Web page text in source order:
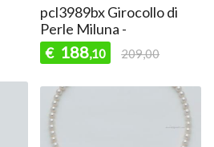
pcl3989bx Girocollo di
Perle Miluna -
€ 188,10 209,00